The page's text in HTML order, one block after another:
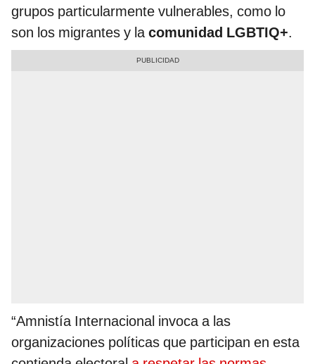
grupos particularmente vulnerables, como lo
son los migrantes y lacomunidad LGBTIQ+.
“Amnistía Internacional invoca a las
organizaciones políticas que participan en esta